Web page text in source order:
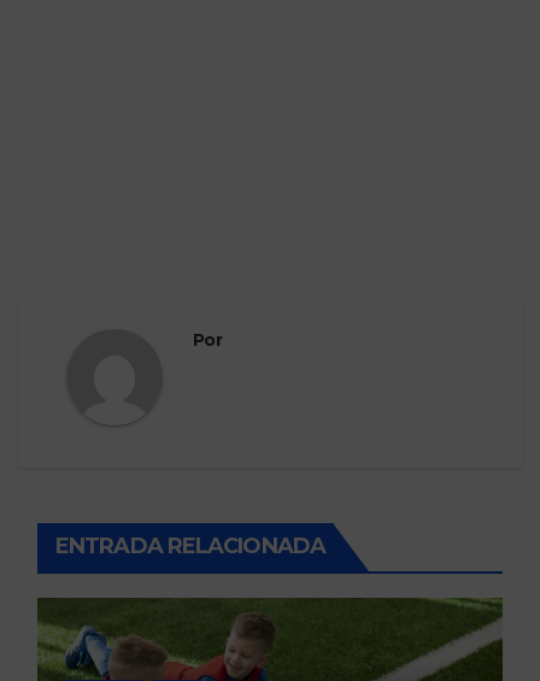
Por
ENTRADA RELACIONADA